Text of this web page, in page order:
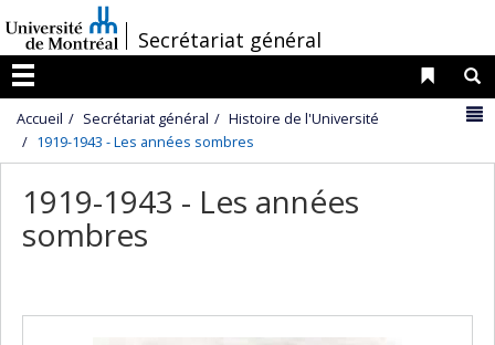
au
contenu
/
Secrétariat général
Menu
Liens
Accueil Secrétariat général
Histoire de l'Université
1919-1943 - Les années sombres
1919-1943 - Les années
sombres